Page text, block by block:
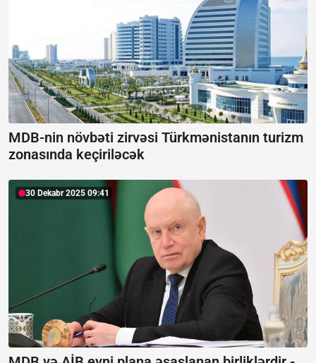
MDB-nin növbəti zirvəsi Türkmənistanın turizm
zonasında keçiriləcək
30 Dekabr 2025 09:41